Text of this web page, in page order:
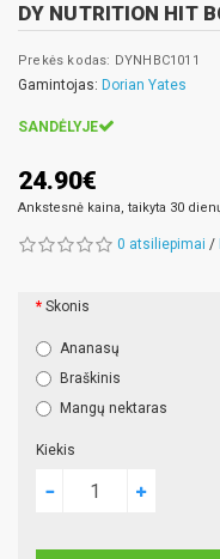
DY NUTRITION HIT
Prekės kodas: DYNHBC1011
Gamintojas: Dorian Yates
SANDĖLYJE
24.90€
Ankstesnė kaina, taikyta 30
0 atsiliepimai /
Skonis
Ananasų
Braškinis
Mangų nektaras
Kiekis